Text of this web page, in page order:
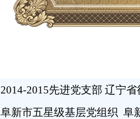
2014-2015先进党支部 辽宁
阜新市五星级基层党组织 阜